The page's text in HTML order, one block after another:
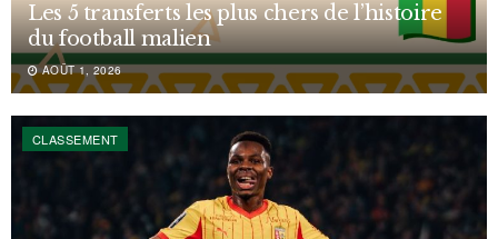
Les 5 transferts les plus chers de l’histoire
du football malien
AOÛT 1, 2026
CLASSEMENT